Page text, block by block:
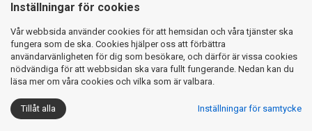
Köpvillkor Integritetspolicy Cookies
Inställningar för cookies
Vår webbsida använder cookies för att hemsidan och våra tjänster ska
fungera som de ska. Cookies hjälper oss att förbättra
användarvänligheten för dig som besökare, och därför är vissa cookies
nödvändiga för att webbsidan ska vara fullt fungerande. Nedan kan du
läsa mer om våra cookies och vilka som är valbara.
Tillåt alla Inställningar för samtycke